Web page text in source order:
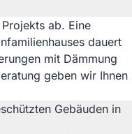
ab. Eine
dauert
mit Dämmung
geben wir Ihnen
Gebäuden in